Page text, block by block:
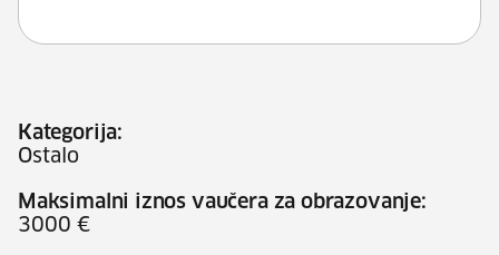
Kategorija:
Ostalo
Maksimalni iznos vaučera za obrazovanje:
3000 €